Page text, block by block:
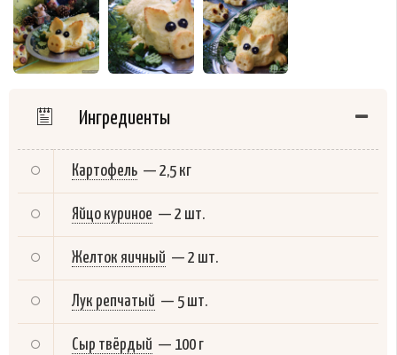
Ингредиенты
Картофель — 2,5 кг
Яйцо куриное — 2 шт.
Желток яичный — 2 шт.
Лук репчатый — 5 шт.
Сыр твёрдый — 100 г